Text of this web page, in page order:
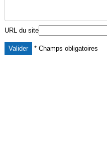
URL du site
* Champs obligatoires